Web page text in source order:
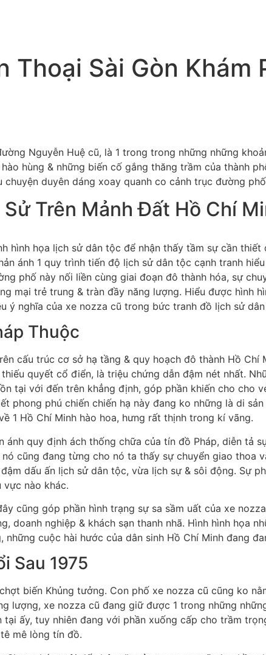
Thoại Sài Gòn Khám
Nguyễn Huệ cũ, là 1 trong trong những những
hùng & những biến cố gắng thăng trầm của thành
duyên dáng xoay quanh co cảnh trục đường
Trên Mảnh Đất Hồ Chí
hình họa lịch sử dân tộc để nhận thấy tầm sự cần
ánh 1 quy trình tiến độ lịch sử dân tộc cạnh tranh
phố này nối liền cùng giai đoạn đô thành hóa, sự
mại trẻ trung & tràn đầy năng lượng. Hiểu được hình
ý nghĩa của xe nozza cũ trong bức tranh đồ lịch sử
Thuộc
cấu trúc cơ sở hạ tầng & quy hoạch đô thành Hồ Chí
quyết cổ điển, là triệu chứng dẫn đậm nét nhất.
tại với đến trên khẳng định, góp phần khiến cho cho
phong phú chiến chiến hạ này đang ko những là di
1 Hồ Chí Minh hào hoa, hưng rất thịnh trong kí vãng.
quy định ách thống chữa của tín đồ Pháp, diễn tả
cũng đang từng cho nó ta thấy sự chuyển giao thoa
dấu ấn lịch sử dân tộc, vừa lịch sự & sôi động. Sự
nào khác.
cũng góp phần hình trạng sự sa sầm uất của xe
doanh nghiệp & khách sạn thanh nhã. Hình hình họa
cuộc hài hước của dân sinh Hồ Chí Minh đang
Sau 1975
biến Khủng tưởng. Con phố xe nozza cũ cũng ko
lượng, xe nozza cũ đang giữ được 1 trong những
ấy, tuy nhiên đang với phần xuống cấp cho trầm
mê lòng tín đồ.